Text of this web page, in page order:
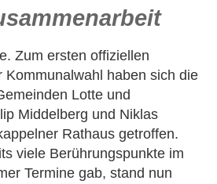
Zum ersten offiziellen
Kommunalwahl haben sich die
Lotte und
Middelberg und Niklas
Rathaus getroffen.
viele Berührungspunkte im
Termine gab, stand nun